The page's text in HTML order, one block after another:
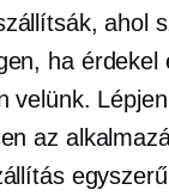
ahol
ha érdekel
velünk.
az